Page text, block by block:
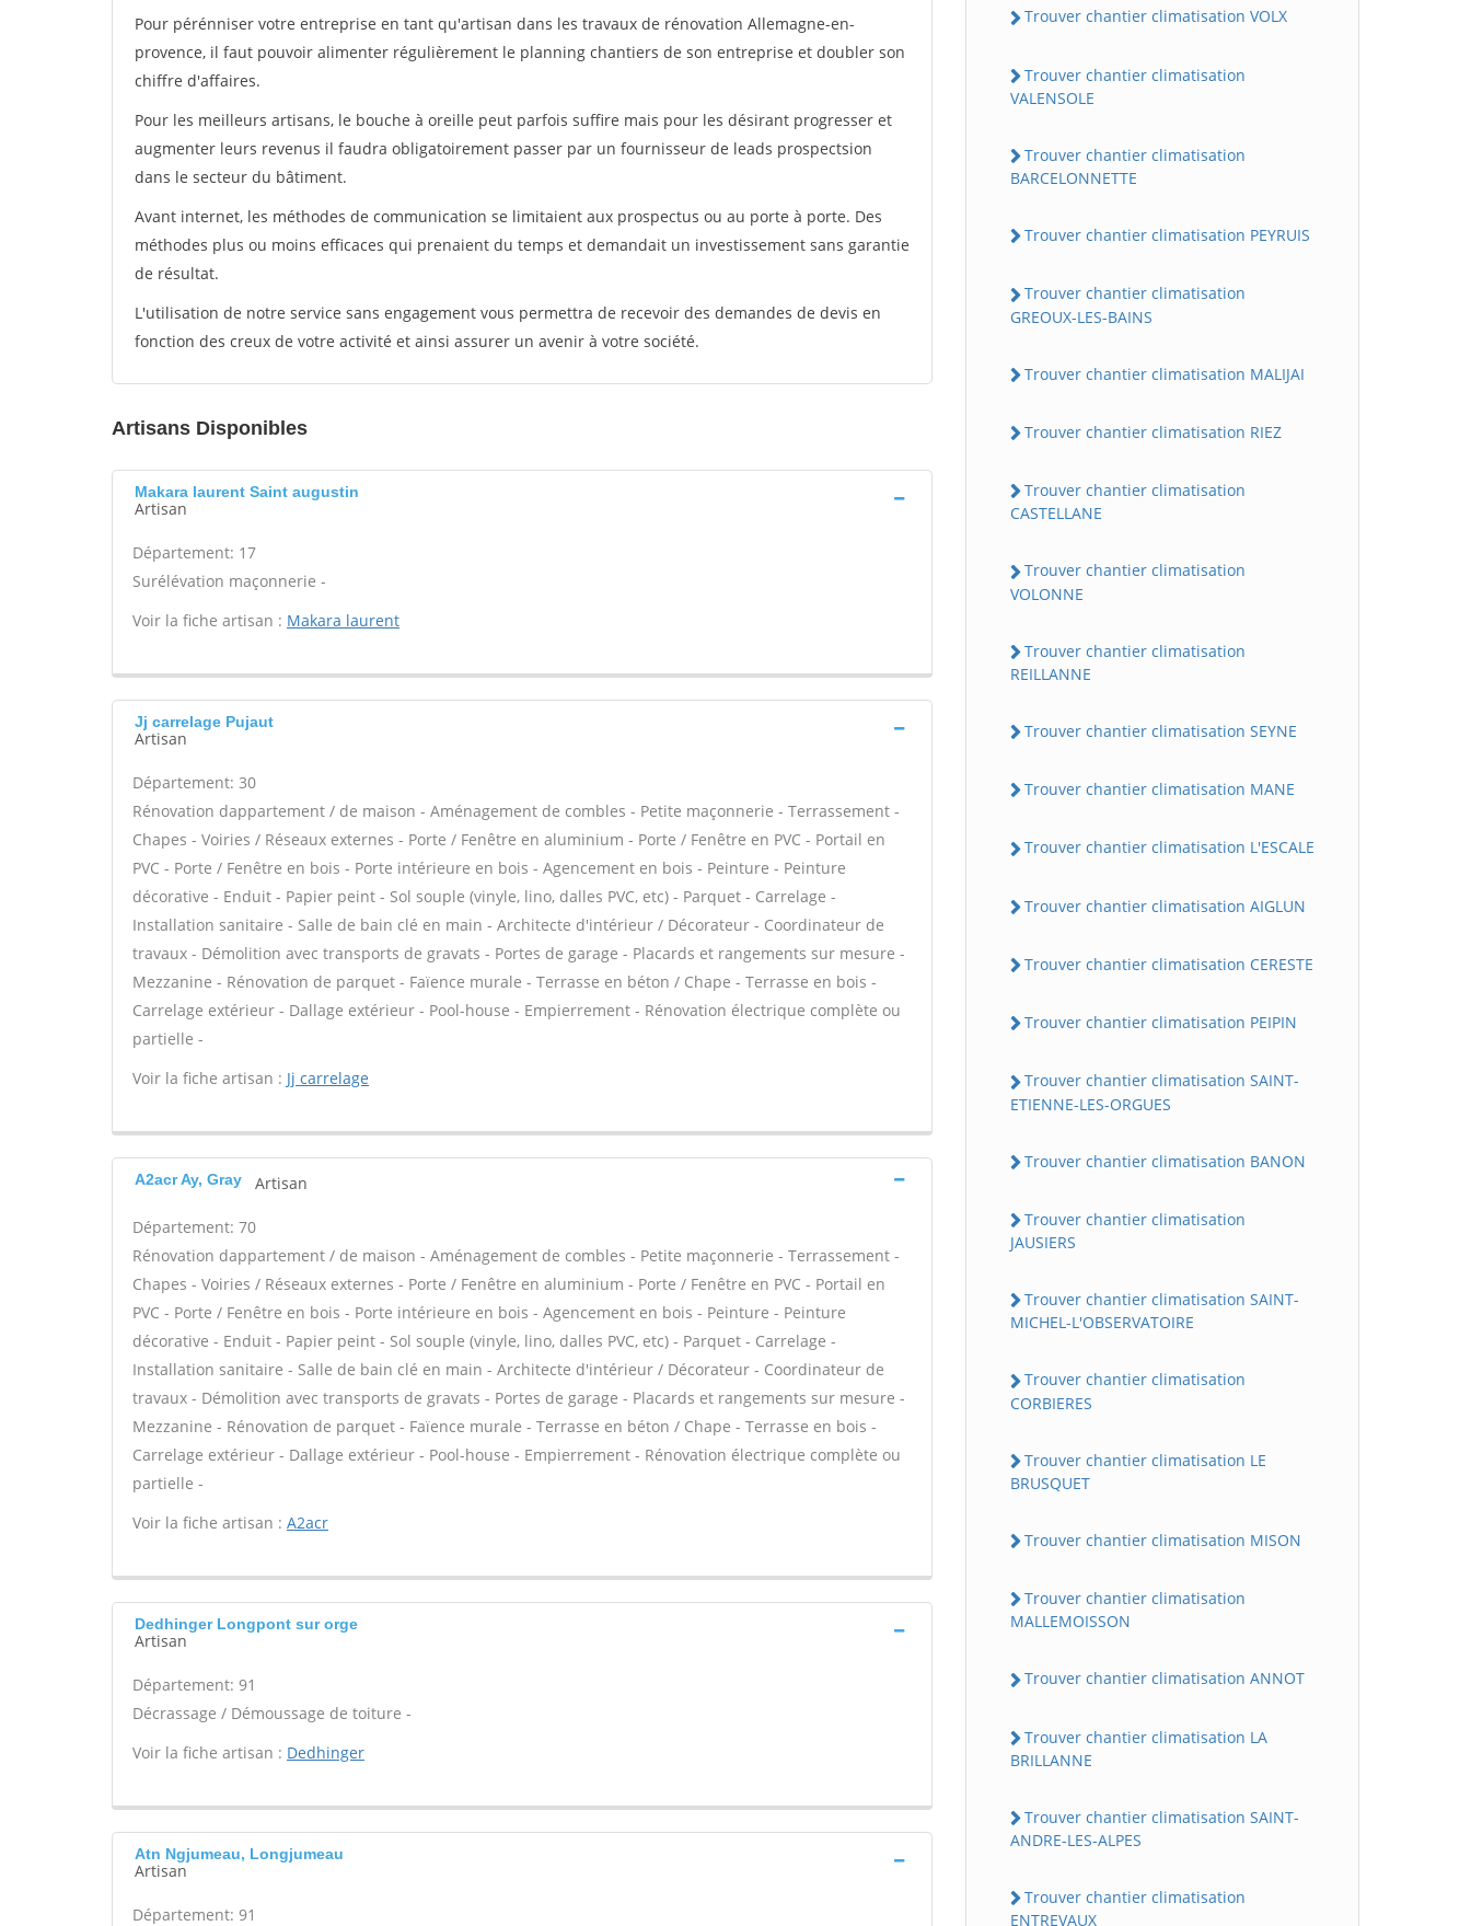
Pour pérénniser votre entreprise en tant qu'artisan dans les travaux de rénovation Allemagne-en-
provence, il faut pouvoir alimenter régulièrement le planning chantiers de son entreprise et doubler son
chiffre d'affaires.
Pour les meilleurs artisans, le bouche à oreille peut parfois suffire mais pour les désirant progresser et
augmenter leurs revenus il faudra obligatoirement passer par un fournisseur de leads prospectsion
dans le secteur du bâtiment.
Avant internet, les méthodes de communication se limitaient aux prospectus ou au porte à porte. Des
méthodes plus ou moins efficaces qui prenaient du temps et demandait un investissement sans garantie
de résultat.
L'utilisation de notre service sans engagement vous permettra de recevoir des demandes de devis en
fonction des creux de votre activité et ainsi assurer un avenir à votre société.
Artisans Disponibles
Makara laurent Saint augustin
Artisan
Département: 17
Surélévation maçonnerie -
Voir la fiche artisan : Makara laurent
Jj carrelage Pujaut
Artisan
Département: 30
Rénovation dappartement / de maison - Aménagement de combles - Petite maçonnerie - Terrassement -
Chapes - Voiries / Réseaux externes - Porte / Fenêtre en aluminium - Porte / Fenêtre en PVC - Portail en
PVC - Porte / Fenêtre en bois - Porte intérieure en bois - Agencement en bois - Peinture - Peinture
décorative - Enduit - Papier peint - Sol souple (vinyle, lino, dalles PVC, etc) - Parquet - Carrelage -
Installation sanitaire - Salle de bain clé en main - Architecte d'intérieur / Décorateur - Coordinateur de
travaux - Démolition avec transports de gravats - Portes de garage - Placards et rangements sur mesure -
Mezzanine - Rénovation de parquet - Faïence murale - Terrasse en béton / Chape - Terrasse en bois -
Carrelage extérieur - Dallage extérieur - Pool-house - Empierrement - Rénovation électrique complète ou
partielle -
Voir la fiche artisan : Jj carrelage
A2acr Ay, Gray Artisan
Département: 70
Rénovation dappartement / de maison - Aménagement de combles - Petite maçonnerie - Terrassement -
Chapes - Voiries / Réseaux externes - Porte / Fenêtre en aluminium - Porte / Fenêtre en PVC - Portail en
PVC - Porte / Fenêtre en bois - Porte intérieure en bois - Agencement en bois - Peinture - Peinture
décorative - Enduit - Papier peint - Sol souple (vinyle, lino, dalles PVC, etc) - Parquet - Carrelage -
Installation sanitaire - Salle de bain clé en main - Architecte d'intérieur / Décorateur - Coordinateur de
travaux - Démolition avec transports de gravats - Portes de garage - Placards et rangements sur mesure -
Mezzanine - Rénovation de parquet - Faïence murale - Terrasse en béton / Chape - Terrasse en bois -
Carrelage extérieur - Dallage extérieur - Pool-house - Empierrement - Rénovation électrique complète ou
partielle -
Voir la fiche artisan : A2acr
Dedhinger Longpont sur orge
Artisan
Département: 91
Décrassage / Démoussage de toiture -
Voir la fiche artisan : Dedhinger
Atn Ngjumeau, Longjumeau
Artisan
Département: 91
Trouver chantier climatisation VOLX
Trouver chantier climatisation
VALENSOLE
Trouver chantier climatisation
BARCELONNETTE
Trouver chantier climatisation PEYRUIS
Trouver chantier climatisation
GREOUX-LES-BAINS
Trouver chantier climatisation MALIJAI
Trouver chantier climatisation RIEZ
Trouver chantier climatisation
CASTELLANE
Trouver chantier climatisation
VOLONNE
Trouver chantier climatisation
REILLANNE
Trouver chantier climatisation SEYNE
Trouver chantier climatisation MANE
Trouver chantier climatisation L'ESCALE
Trouver chantier climatisation AIGLUN
Trouver chantier climatisation CERESTE
Trouver chantier climatisation PEIPIN
Trouver chantier climatisation SAINT-
ETIENNE-LES-ORGUES
Trouver chantier climatisation BANON
Trouver chantier climatisation
JAUSIERS
Trouver chantier climatisation SAINT-
MICHEL-L'OBSERVATOIRE
Trouver chantier climatisation
CORBIERES
Trouver chantier climatisation LE
BRUSQUET
Trouver chantier climatisation MISON
Trouver chantier climatisation
MALLEMOISSON
Trouver chantier climatisation ANNOT
Trouver chantier climatisation LA
BRILLANNE
Trouver chantier climatisation SAINT-
ANDRE-LES-ALPES
Trouver chantier climatisation
ENTREVAUX